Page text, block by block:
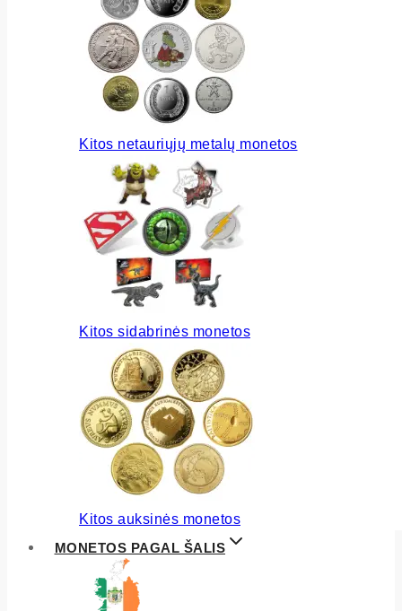
Kitos netauriųjų metalų monetos
Kitos sidabrinės monetos
Kitos auksinės monetos
MONETOS PAGAL ŠALIS